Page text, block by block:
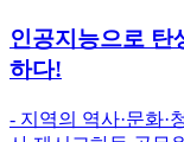
인공지능으로 탄
하다!
- 지역의 역사·문화·